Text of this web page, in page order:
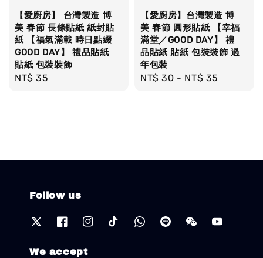
【愛廚房】 台灣製造 博
美 春節 長條貼紙 紙封貼
紙 【福氣滿載 時日點綴
GOOD DAY】 禮品貼紙
貼紙 包裝裝飾
Regular
NT$ 35
【愛廚房】台灣製造 博
美 春節 圓形貼紙 【幸福
滿堂／GOOD DAY】 禮
品貼紙 貼紙 包裝裝飾 過
年包裝
Regular
NT$ 30 - NT$ 35
Follow us
We accept